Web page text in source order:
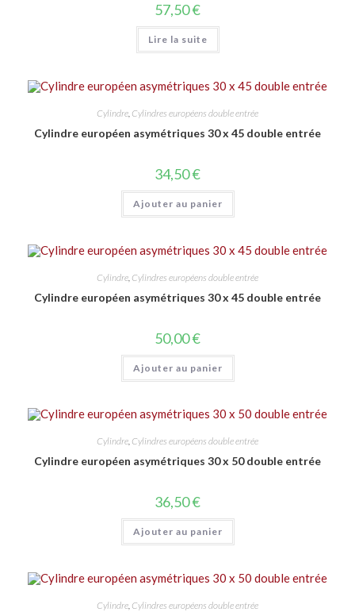
57,50€
Lire la suite
Cylindre Cylindres européens double entrée
Cylindre européen asymétriques 30 x 45 double entrée
34,50€
Ajouter au panier
Cylindre Cylindres européens double entrée
Cylindre européen asymétriques 30 x 45 double entrée
50,00€
Ajouter au panier
Cylindre, Cylindres européens double entrée
Cylindre européen asymétriques 30 x 50 double entrée
36,50€
Ajouter au panier
Cylindre Cylindres européens double entrée